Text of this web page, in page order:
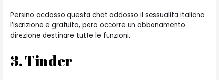
Persino addosso questa chat addosso il sessualita italiana
l’iscrizione e gratuita, pero occorre un abbonamento
direzione destinare tutte le funzioni.
3. Tinder